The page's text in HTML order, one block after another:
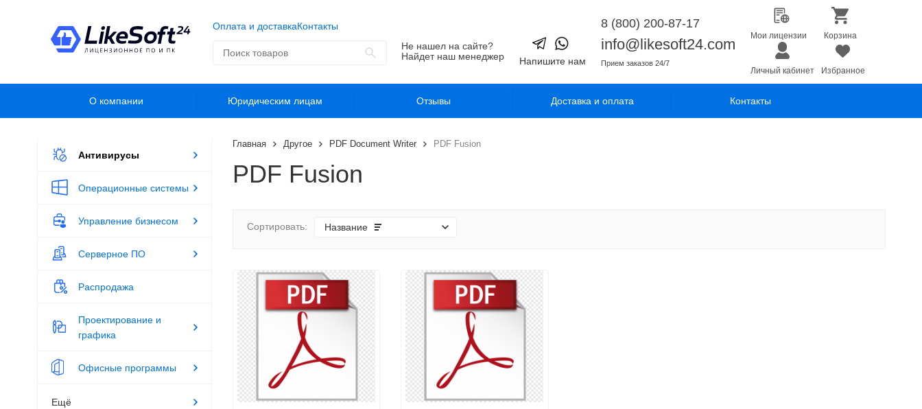
Оплата и доставкаКонтакты
Не нашел на сайте?
Найдет наш менеджер
Напишите нам
8 (800) 200-87-17
info@likesoft24.com
Прием заказов 24/7
Мои лицензии Корзина
Личный кабинет Избранное
О компании Юридическим лицам Отзывы Доставка и оплата Контакты
Главная Другое PDF Document Writer PDF Fusion
PDF Fusion
Сортировать: Название
Антивирусы
Операционные системы
Управление бизнесом
Серверное ПО
Распродажа
Проектирование и
графика
Офисные программы
Ещё